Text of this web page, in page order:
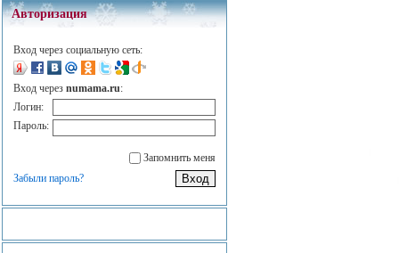
Авторизация
Вход через социальную сеть:
Вход через numama.ru:
Логин:
Пароль:
Запомнить меня
Забыли пароль?